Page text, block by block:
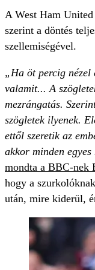
A West Ham United
szerint a döntés
szellemiségével.
„Ha öt percig nézel
valamit... A
mezrángatás.
szögletek ilyenek.
ettől szeretik az
akkor minden
mondta a BBC-nek
hogy a
után, mire kiderül,